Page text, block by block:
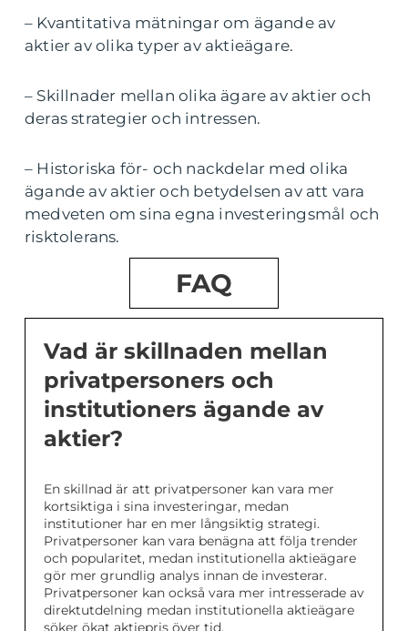
– Kvantitativa mätningar om ägande av
aktier av olika typer av aktieägare.
– Skillnader mellan olika ägare av aktier och
deras strategier och intressen.
– Historiska för- och nackdelar med olika
ägande av aktier och betydelsen av att vara
medveten om sina egna investeringsmål och
risktolerans.
FAQ
Vad är skillnaden mellan
privatpersoners och
institutioners ägande av
aktier?
En skillnad är att privatpersoner kan vara mer
kortsiktiga i sina investeringar, medan
institutioner har en mer långsiktig strategi.
Privatpersoner kan vara benägna att följa trender
och popularitet, medan institutionella aktieägare
gör mer grundlig analys innan de investerar.
Privatpersoner kan också vara mer intresserade av
direktutdelning medan institutionella aktieägare
söker ökat aktiepris över tid.